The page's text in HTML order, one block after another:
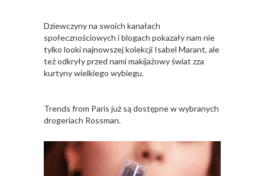
Dziewczyny na swoich kanałach
społecznościowych i blogach pokazały nam nie
tylko looki najnowszej kolekcji Isabel Marant, ale
też odkryły przed nami makijażowy świat zza
kurtyny wielkiego wybiegu.
Trends from Paris już są dostępne w wybranych
drogeriach Rossman.